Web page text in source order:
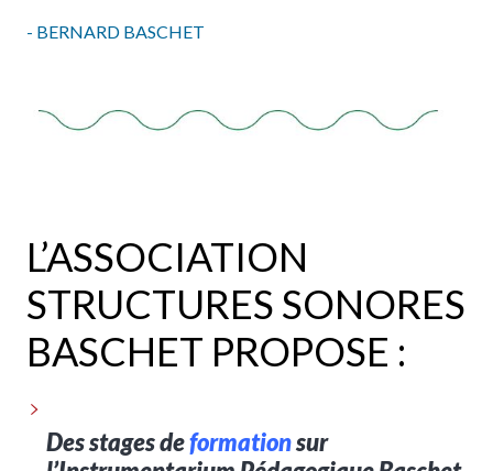
- BERNARD BASCHET
L’ASSOCIATION
STRUCTURES SONORES
BASCHET PROPOSE :
Des stages deformationsur